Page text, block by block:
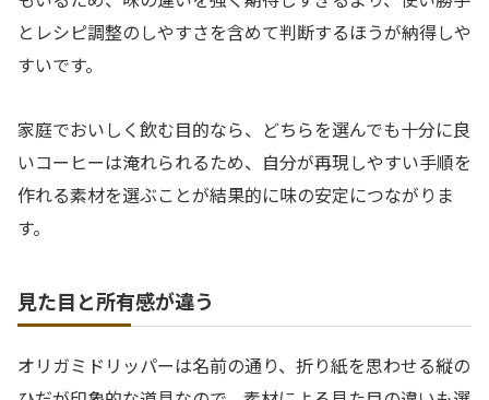
とレシピ調整のしやすさを含めて判断するほうが納得しや
すいです。
家庭でおいしく飲む目的なら、どちらを選んでも十分に良
いコーヒーは淹れられるため、自分が再現しやすい手順を
作れる素材を選ぶことが結果的に味の安定につながりま
す。
見た目と所有感が違う
オリガミドリッパーは名前の通り、折り紙を思わせる縦の